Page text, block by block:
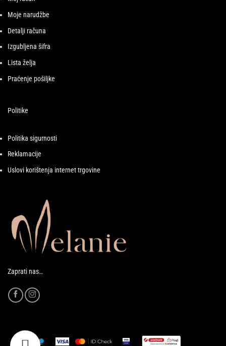
Moje narudžbe
Detalji računa
Izgubljena šifra
Lista želja
Praćenje pošiljke
Politike
Politika sigurnosti
Reklamacije
Uslovi korištenja internet trgovine
Zaprati nas…